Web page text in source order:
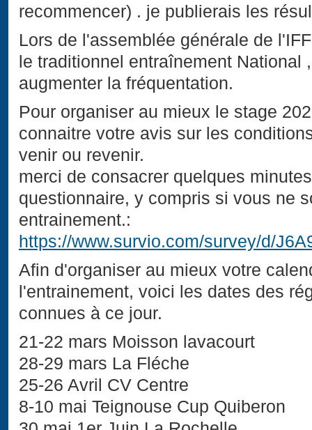
recommencer) . je publierais les
Lors de l'assemblée générale de
le traditionnel entraînement National
augmenter la fréquentation.
Pour organiser au mieux le stage
connaitre votre avis sur les
venir ou revenir.
merci de consacrer quelques
questionnaire, y compris si vous ne
entrainement.:
https://www.survio.com/survey/d/
Afin d'organiser au mieux votre
l'entrainement, voici les dates des
connues à ce jour.
21-22 mars Moisson lavacourt
28-29 mars La Fléche
25-26 Avril CV Centre
8-10 mai Teignouse Cup Quiberon